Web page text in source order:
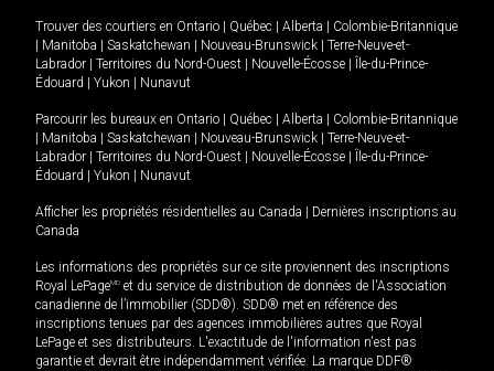
Trouver des courtiers en Ontario Québec Alberta
Colombie-Britannique
Manitoba Saskatchewan Nouveau-Brunswick
Terre-Neuve-et-
Labrador
Territoires du Nord-Ouest Nouvelle-Écosse
Île-du-Prince-
Édouard
Yukon Nunavut
Parcourir les bureaux en Ontario Québec Alberta
Colombie-Britannique
Manitoba Saskatchewan Nouveau-Brunswick
Terre-Neuve-et-
Labrador
Territoires du Nord-Ouest Nouvelle-Écosse
Île-du-Prince-
Édouard
Yukon Nunavut
Afficher les propriétés résidentielles au Canada
Dernières inscriptions au
Canada
Les informations des propriétés sur ce site proviennent des inscriptions
Royal LePageMD et du service de distribution de données de l'Association
canadienne de l’immobilier (SDD®). SDD® met en référence des
inscriptions tenues par des agences immobilières autres que Royal
LePage et ses distributeurs. L'exactitude de l'information n'est pas
garantie et devrait être indépendamment vérifiée. La marque DDF®